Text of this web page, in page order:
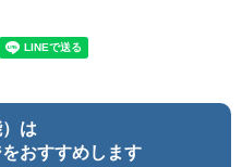
は
おすすめします